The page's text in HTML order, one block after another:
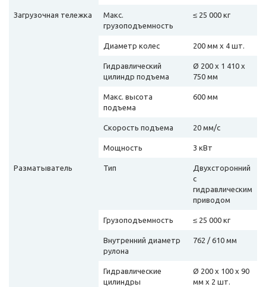
Загрузочная тележка
Макс.
грузоподъемность
≤ 25 000 кг
Диаметр колес 200 мм х 4 шт.
Гидравлический
цилиндр подъема
Ø 200 х 1 410 х
750 мм
Макс. высота
подъема
600 мм
Скорость подъема 20 мм/с
Мощность 3 кВт
Разматыватель Тип
Двухсторонний
с
гидравлическим
приводом
Грузоподъемность ≤ 25 000 кг
Внутренний диаметр
рулона
762 / 610 мм
Гидравлические
цилиндры
Ø 200 х 100 х 90
мм х 2 шт.